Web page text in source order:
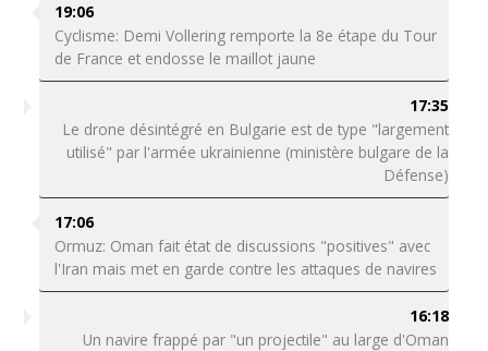
19:06
Cyclisme: Demi Vollering remporte la 8e étape du Tour
de France et endosse le maillot jaune
17:35
Le drone désintégré en Bulgarie est de type "largement
utilisé" par l'armée ukrainienne (ministère bulgare de la
Défense)
17:06
Ormuz: Oman fait état de discussions "positives" avec
l'Iran mais met en garde contre les attaques de navires
16:18
Un navire frappé par "un projectile" au large d'Oman